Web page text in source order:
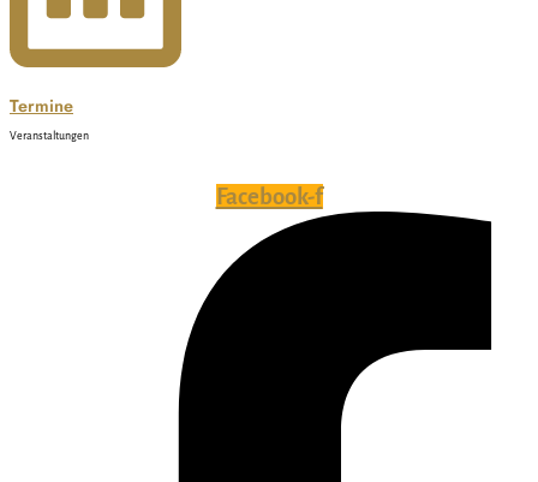
Termine
Veranstaltungen
Facebook-f